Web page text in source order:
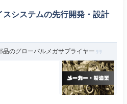
システムの先行開発・設計
のグローバルメガサプライヤー